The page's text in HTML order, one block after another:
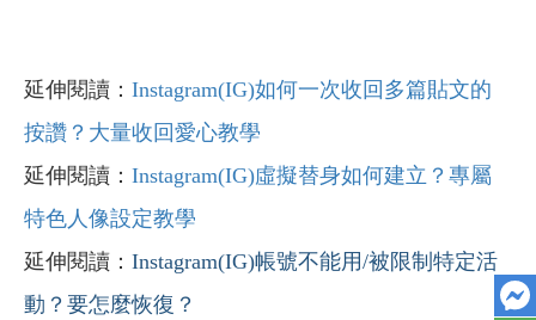
延伸閱讀： Instagram(IG)如何一次收回多篇貼文的
按讚？大量收回愛心教學
延伸閱讀： Instagram(IG)虛擬替身如何建立？專屬
特色人像設定教學
延伸閱讀： Instagram(IG)帳號不能用/被限制特定活
動？要怎麼恢復？